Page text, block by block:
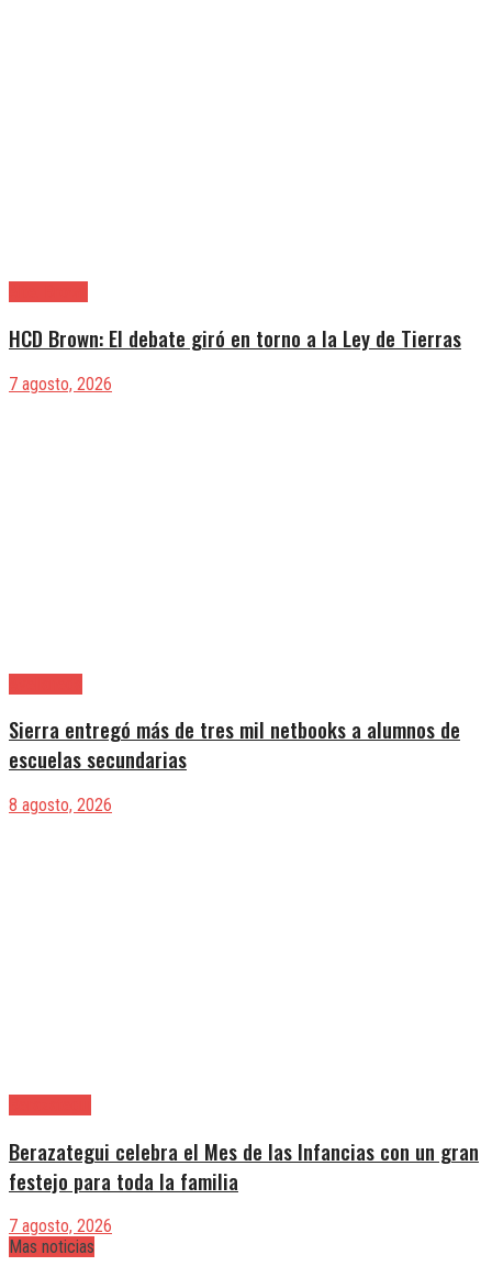
HCD Brown: El debate giró en torno a la Ley de Tierras
7 agosto, 2026
Sierra entregó más de tres mil netbooks a alumnos de
escuelas secundarias
8 agosto, 2026
Berazategui celebra el Mes de las Infancias con un gran
festejo para toda la familia
7 agosto, 2026
Mas noticias